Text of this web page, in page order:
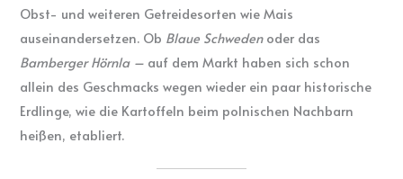
Obst- und weiteren Getreidesorten wie Mais
auseinandersetzen. Ob Blaue Schweden oder das
Bamberger Hörnla – auf dem Markt haben sich schon
allein des Geschmacks wegen wieder ein paar historische
Erdlinge, wie die Kartoffeln beim polnischen Nachbarn
heißen, etabliert.